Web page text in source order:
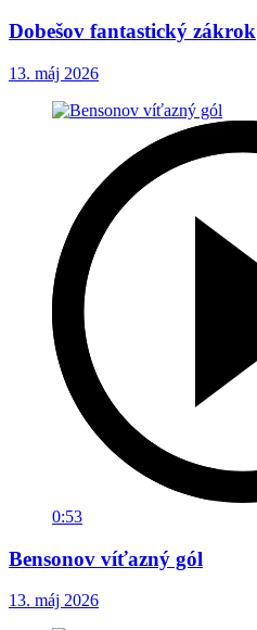
Dobešov fantastický zákrok
13. máj 2026
0:53
Bensonov víťazný gól
13. máj 2026